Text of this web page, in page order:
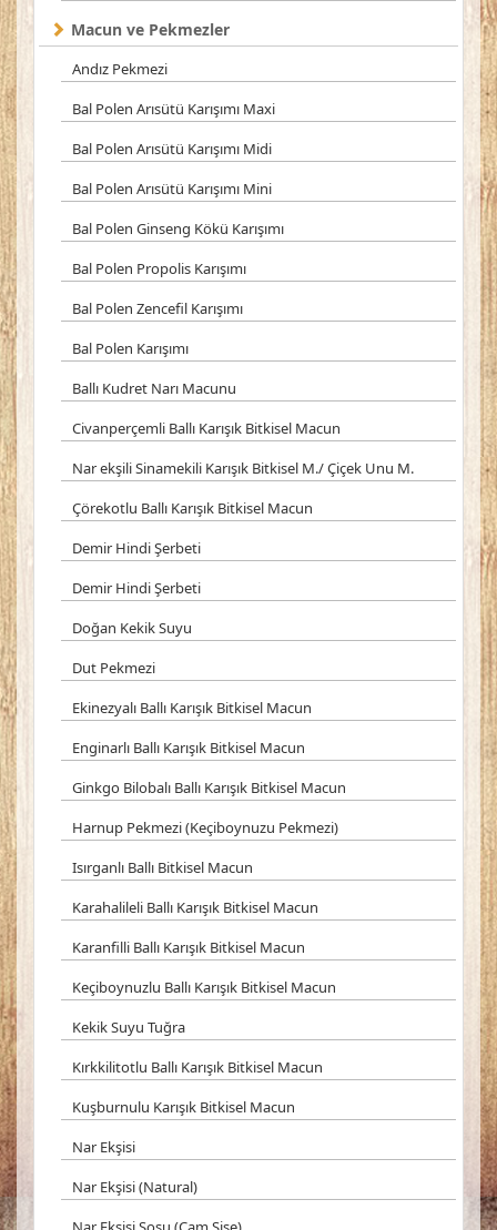
Macun ve Pekmezler
Andız Pekmezi
Bal Polen Arısütü Karışımı Maxi
Bal Polen Arısütü Karışımı Midi
Bal Polen Arısütü Karışımı Mini
Bal Polen Ginseng Kökü Karışımı
Bal Polen Propolis Karışımı
Bal Polen Zencefil Karışımı
Bal Polen Karışımı
Ballı Kudret Narı Macunu
Civanperçemli Ballı Karışık Bitkisel Macun
Nar ekşili Sinamekili Karışık Bitkisel M./ Çiçek Unu M.
Çörekotlu Ballı Karışık Bitkisel Macun
Demir Hindi Şerbeti
Demir Hindi Şerbeti
Doğan Kekik Suyu
Dut Pekmezi
Ekinezyalı Ballı Karışık Bitkisel Macun
Enginarlı Ballı Karışık Bitkisel Macun
Ginkgo Bilobalı Ballı Karışık Bitkisel Macun
Harnup Pekmezi (Keçiboynuzu Pekmezi)
Isırganlı Ballı Bitkisel Macun
Karahalileli Ballı Karışık Bitkisel Macun
Karanfilli Ballı Karışık Bitkisel Macun
Keçiboynuzlu Ballı Karışık Bitkisel Macun
Kekik Suyu Tuğra
Kırkkilitotlu Ballı Karışık Bitkisel Macun
Kuşburnulu Karışık Bitkisel Macun
Nar Ekşisi
Nar Ekşisi (Natural)